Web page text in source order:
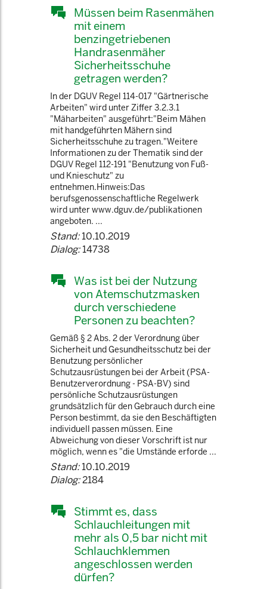
Müssen beim Rasenmähen
mit einem
benzingetriebenen
Handrasenmäher
Sicherheitsschuhe
getragen werden?
In der DGUV Regel 114-017 "Gärtnerische
Arbeiten" wird unter Ziffer 3.2.3.1
"Mäharbeiten" ausgeführt:"Beim Mähen
mit handgeführten Mähern sind
Sicherheitsschuhe zu tragen."Weitere
Informationen zu der Thematik sind der
DGUV Regel 112-191 "Benutzung von Fuß-
und Knieschutz" zu
entnehmen.Hinweis:Das
berufsgenossenschaftliche Regelwerk
wird unter www.dguv.de/publikationen
angeboten. ...
Stand:10.10.2019
Dialog:14738
Was ist bei der Nutzung
von Atemschutzmasken
durch verschiedene
Personen zu beachten?
Gemäß § 2 Abs. 2 der Verordnung über
Sicherheit und Gesundheitsschutz bei der
Benutzung persönlicher
Schutzausrüstungen bei der Arbeit (PSA-
Benutzerverordnung - PSA-BV) sind
persönliche Schutzausrüstungen
grundsätzlich für den Gebrauch durch eine
Person bestimmt, da sie den Beschäftigten
individuell passen müssen. Eine
Abweichung von dieser Vorschrift ist nur
möglich, wenn es "die Umstände erforde ...
Stand:10.10.2019
Dialog:2184
Stimmt es, dass
Schlauchleitungen mit
mehr als 0,5 bar nicht mit
Schlauchklemmen
angeschlossen werden
dürfen?